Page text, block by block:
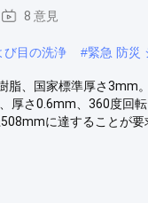
8 意見
び目の洗浄 #緊急 防災
脂、国家標準厚さ3mm
厚さ0.6mm、360度回
に達することが要